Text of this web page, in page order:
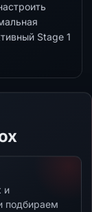
Stage 1
и
подбираем